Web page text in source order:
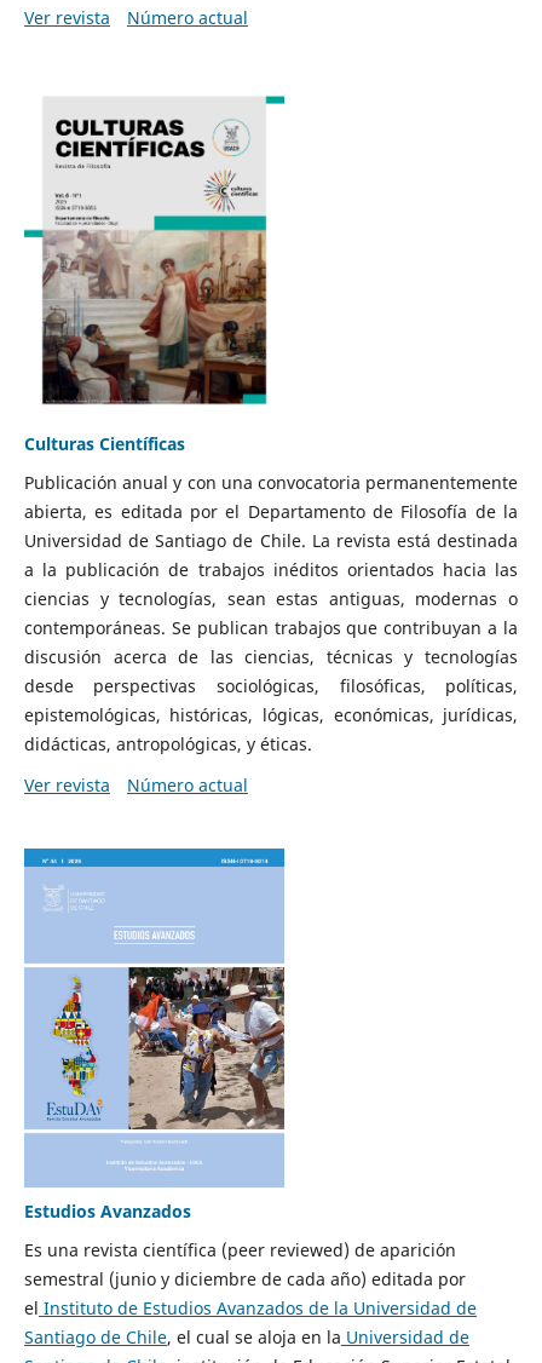
Ver revista
Número actual
Culturas Científicas
Publicación anual y con una convocatoria permanentemente
abierta, es editada por el Departamento de Filosofía de la
Universidad de Santiago de Chile. La revista está destinada
a la publicación de trabajos inéditos orientados hacia las
ciencias y tecnologías, sean estas antiguas, modernas o
contemporáneas. Se publican trabajos que contribuyan a la
discusión acerca de las ciencias, técnicas y tecnologías
desde perspectivas sociológicas, filosóficas, políticas,
epistemológicas, históricas, lógicas, económicas, jurídicas,
didácticas, antropológicas, y éticas.
Ver revista
Número actual
Estudios Avanzados
Es una revista científica (peer reviewed) de aparición
semestral (junio y diciembre de cada año) editada por
el Instituto de Estudios Avanzados de la Universidad de
Santiago de Chile, el cual se aloja en la Universidad de